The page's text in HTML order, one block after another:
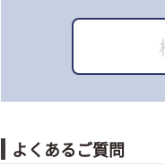
よくあるご質問